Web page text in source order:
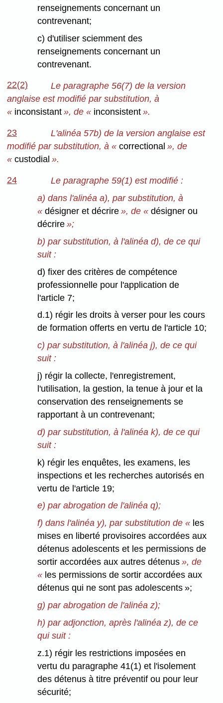
renseignements concernant un
contrevenant;
c) d'utiliser sciemment des
renseignements concernant un
contrevenant.
22(2)
Le paragraphe 56(7) de la version
anglaise est modifié par substitution, à
« inconsistant», de « inconsistent».
23
L'alinéa 57b) de la version anglaise est
modifié par substitution, à « correctional », de
« custodial ».
24
Le paragraphe 59(1) est modifié :
a) dans l'alinéa a), par substitution, à
«désigner et décrire », de «désigner ou
décrire »;
b) par substitution, à l'alinéa d), de ce qui
suit :
d) fixer des critères de compétence
professionnelle pour l'application de
l'article 7;
d.1) régir les droits à verser pour les cours
de formation offerts en vertu de l'article 10;
c) par substitution, à l'alinéa j), de ce qui
suit :
j) régir la collecte, l'enregistrement,
l'utilisation, la gestion, la tenue à jour et la
conservation des renseignements se
rapportant à un contrevenant;
d) par substitution, à l'alinéa k), de ce qui
suit :
k) régir les enquêtes, les examens, les
inspections et les recherches autorisés en
vertu de l'article 19;
e) par abrogation de l'alinéa q);
f) dans l'alinéa y), par substitution de « les
mises en liberté provisoires accordées aux
détenus adolescents et les permissions de
sortir accordées aux autres détenus », de
« les permissions de sortir accordées aux
détenus qui ne sont pas adolescents »;
g) par abrogation de l'alinéa z);
h) par adjonction, après l'alinéa z), de ce
qui suit :
z.1) régir les restrictions imposées en
vertu du paragraphe 41(1) et l'isolement
des détenus à titre préventif ou pour leur
sécurité;